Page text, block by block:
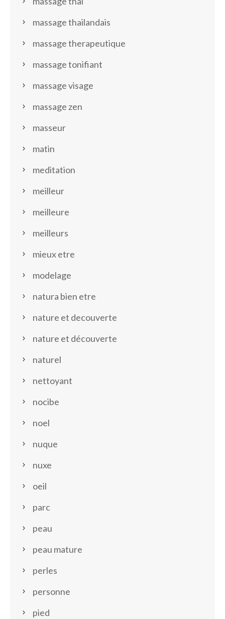
massage thailandais
massage therapeutique
massage tonifiant
massage visage
massage zen
masseur
matin
meditation
meilleur
meilleure
meilleurs
mieux etre
modelage
natura bien etre
nature et decouverte
nature et découverte
naturel
nettoyant
nocibe
noel
nuque
nuxe
oeil
parc
peau
peau mature
perles
personne
pied